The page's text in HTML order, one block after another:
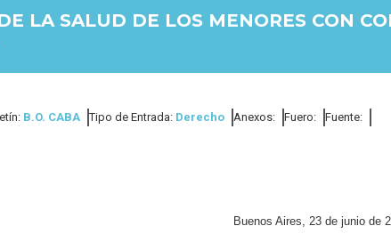
LA SALUD DE LOS MENORES CON
B.O. CABA Tipo de Entrada: Derecho Anexos: Fuero: Fuente:
Buenos Aires, 23 de junio de